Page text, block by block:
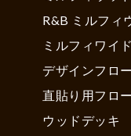
R&B ミルフィ
ミルフィワイ
デザインフロ
直貼り用フロ
ウッドデッキ